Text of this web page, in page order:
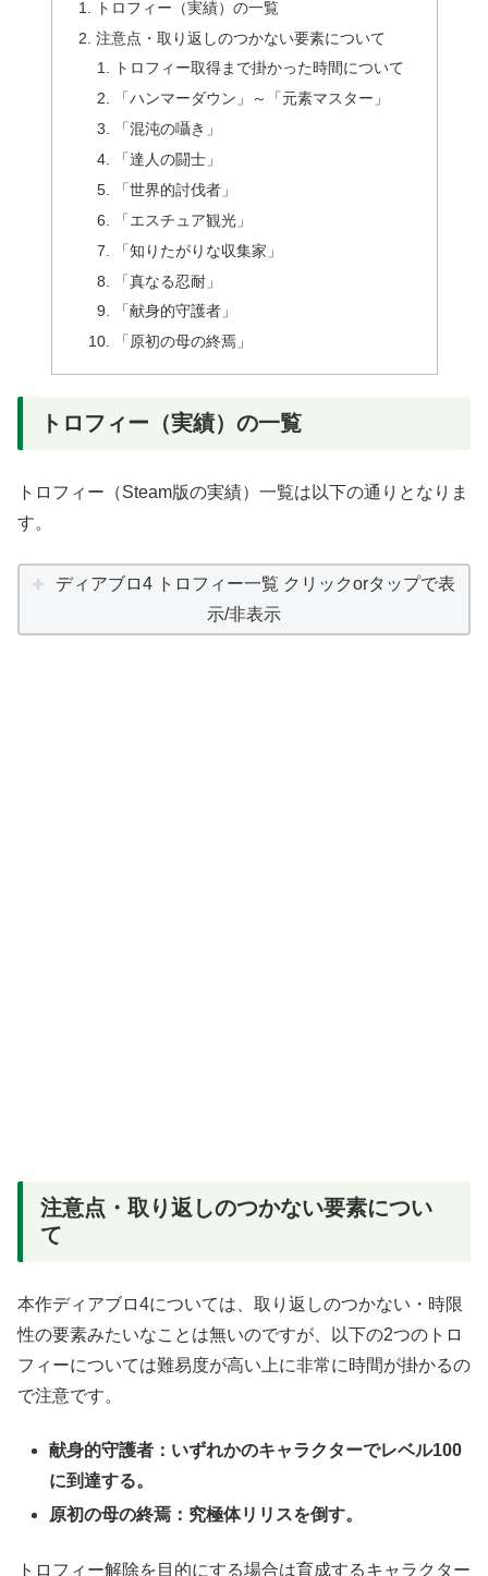
トロフィー（実績）の一覧
注意点・取り返しのつかない要素について
トロフィー取得まで掛かった時間について
「ハンマーダウン」～「元素マスター」
「混沌の囁き」
「達人の闘士」
「世界的討伐者」
「エスチュア観光」
「知りたがりな収集家」
「真なる忍耐」
「献身的守護者」
「原初の母の終焉」
トロフィー（実績）の一覧
トロフィー（Steam版の実績）一覧は以下の通りとなりま
す。
ディアブロ4 トロフィー一覧 クリックorタップで表
示/非表示
注意点・取り返しのつかない要素につい
て
本作ディアブロ4については、取り返しのつかない・時限
性の要素みたいなことは無いのですが、以下の2つのトロ
フィーについては難易度が高い上に非常に時間が掛かるの
で注意です。
献身的守護者：いずれかのキャラクターでレベル100
に到達する。
原初の母の終焉：究極体リリスを倒す。
トロフィー解除を目的にする場合は育成するキャラクター